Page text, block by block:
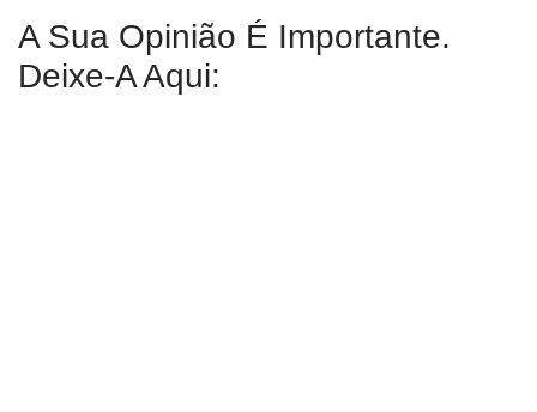
A Sua Opinião É Importante.
Deixe-A Aqui: